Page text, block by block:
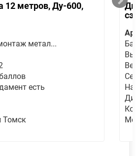
12 метров, Ду-600,
метал...
есть
Томск